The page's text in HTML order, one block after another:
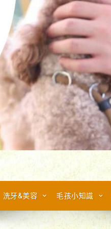
洗牙&美容 毛孩小知識